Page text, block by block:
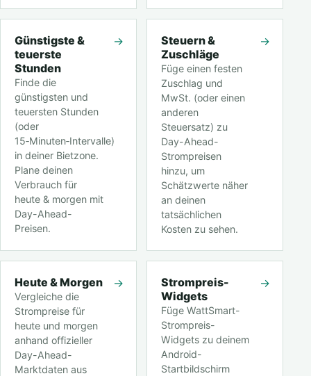
Günstigste &
teuerste
Stunden
Finde die
günstigsten und
teuersten Stunden
(oder
15‑Minuten‑Intervalle)
in deiner Bietzone.
Plane deinen
Verbrauch für
heute & morgen mit
Day-Ahead-
Preisen.
→
Steuern &
Zuschläge
Füge einen festen
Zuschlag und
MwSt. (oder einen
anderen
Steuersatz) zu
Day-Ahead-
Strompreisen
hinzu, um
Schätzwerte näher
an deinen
tatsächlichen
Kosten zu sehen.
→
Heute & Morgen
Vergleiche die
Strompreise für
heute und morgen
anhand offizieller
Day-Ahead-
Marktdaten aus
→
Strompreis-
Widgets
Füge WattSmart-
Strompreis-
Widgets zu deinem
Android-
Startbildschirm
→